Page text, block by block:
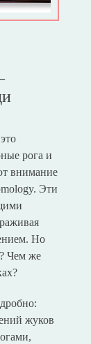
рога и
внимание
Эти
Но
Чем же
жуков